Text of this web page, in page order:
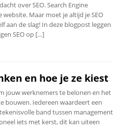
over SEO. Search Engine
Maar moet je altijd je SEO
aan de slag! In deze blogpost leggen
SEO op […]
en hoe je ze kiest
jouw werknemers te belonen en het
bouwen. Iedereen waardeert een
band tussen management
iets met kerst, dit kan uiteen